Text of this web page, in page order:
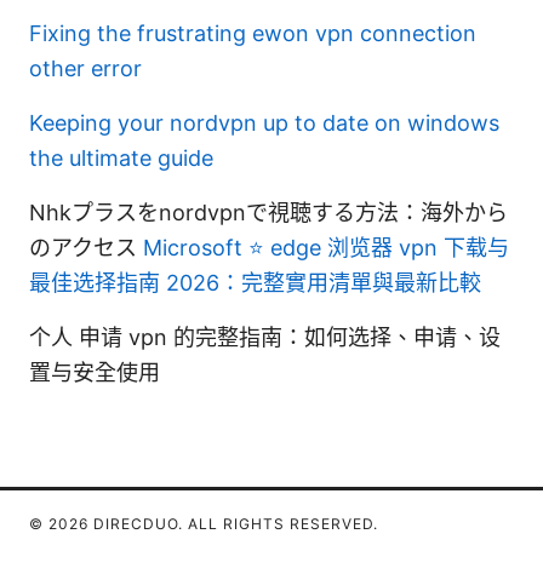
Fixing the frustrating ewon vpn connection
other error
Keeping your nordvpn up to date on windows
the ultimate guide
Nhkプラスをnordvpnで視聴する方法：海外から
のアクセス Microsoft ⭐ edge 浏览器 vpn 下载与
最佳选择指南 2026：完整實用清單與最新比較
个人 申请 vpn 的完整指南：如何选择、申请、设
置与安全使用
© 2026 DIRECDUO. ALL RIGHTS RESERVED.